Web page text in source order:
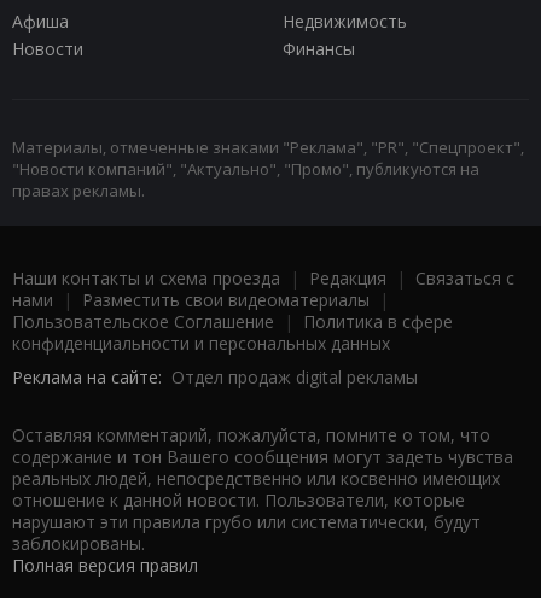
Афиша
Недвижимость
Новости
Финансы
Материалы, отмеченные знаками "Реклама", "PR", "Спецпроект",
"Новости компаний", "Актуально", "Промо", публикуются на
правах рекламы.
Наши контакты и схема проезда | Редакция | Связаться с
нами | Разместить свои видеоматериалы |
Пользовательское Соглашение |
Политика в сфере
конфиденциальности и персональных данных
Реклама на сайте: Отдел продаж digital рекламы
Оставляя комментарий, пожалуйста, помните о том, что
содержание и тон Вашего сообщения могут задеть чувства
реальных людей, непосредственно или косвенно имеющих
отношение к данной новости. Пользователи, которые
нарушают эти правила грубо или систематически, будут
заблокированы.
Полная версия правил